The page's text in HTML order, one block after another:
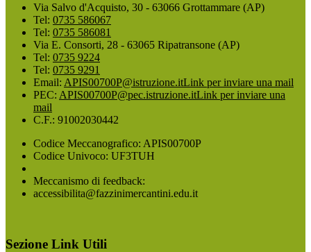
Via Salvo d'Acquisto, 30 - 63066 Grottammare (AP)
Tel: 0735 586067
Tel: 0735 586081
Via E. Consorti, 28 - 63065 Ripatransone (AP)
Tel: 0735 9224
Tel: 0735 9291
Email: APIS00700P@istruzione.itLink per inviare una mail
PEC: APIS00700P@pec.istruzione.itLink per inviare una
mail
C.F.: 91002030442
Codice Meccanografico: APIS00700P
Codice Univoco: UF3TUH
Meccanismo di feedback:
accessibilita@fazzinimercantini.edu.it
Sezione Link Utili